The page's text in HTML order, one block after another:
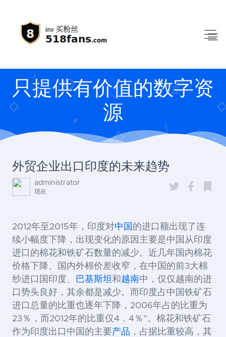
只提供有价值的数字资
源
外贸企业出口印度的未来趋势
administrator
现在
2012年至 2015年，印度对中国 的进口额出现了连
续小幅度下降，出现变化的原因主要是中国从印度
进口的棉花和铁矿石数量的减少。近几年国内棉花
价格下降、国内外棉价差收窄，在中国的前3大棉
纱进口国印度、
巴基斯坦和 越南中，仅仅越南的进
口势头良好，其余都是减少。而印度占中国铁矿石
进口总量的比重也逐年下降， 2006年占的比重为
23％，而2012年的比重仅4 ． 4 ％”。棉花和铁矿石
作为印度出口中国的主要产品 ，占据比重较高，其